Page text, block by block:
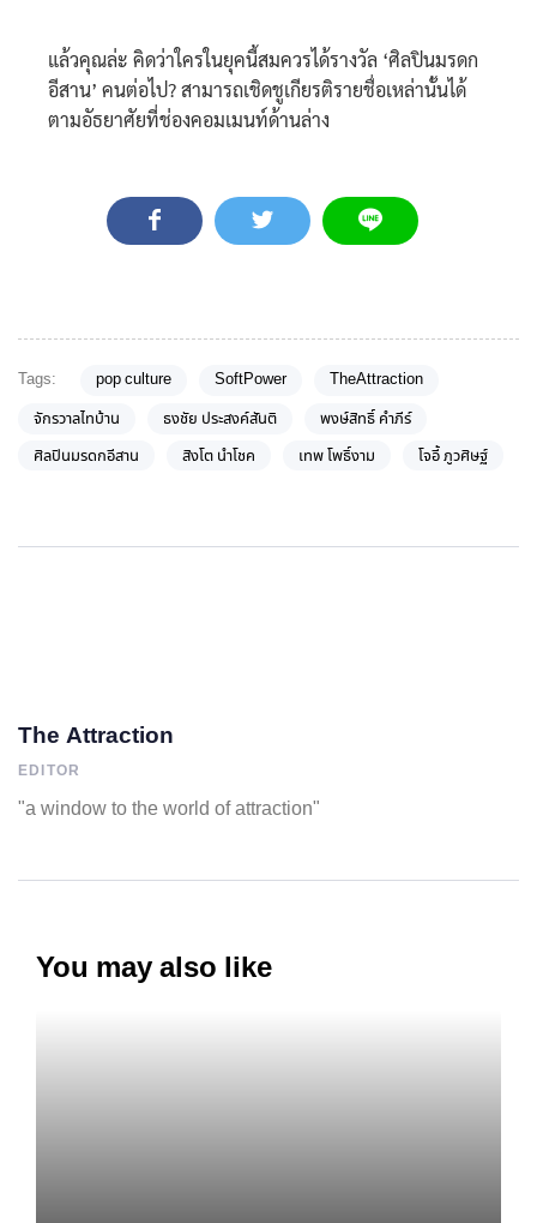
แล้วคุณล่ะ คิดว่าใครในยุคนี้สมควรได้รางวัล ‘ศิลปินมรดก
อีสาน’ คนต่อไป? สามารถเชิดชูเกียรติรายชื่อเหล่านั้นได้
ตามอัธยาศัยที่ช่องคอมเมนท์ด้านล่าง
Tags: pop culture SoftPower
TheAttraction
จักรวาลไทบ้าน
ธงชัย ประสงค์สันติ
พงษ์สิทธิ์ คำภีร์
ศิลปินมรดกอีสาน
สิงโต นำโชค เทพ โพธิ์งาม โจอี้ ภูวศิษฐ์
The Attraction
EDITOR
"a window to the world of attraction"
You may also like